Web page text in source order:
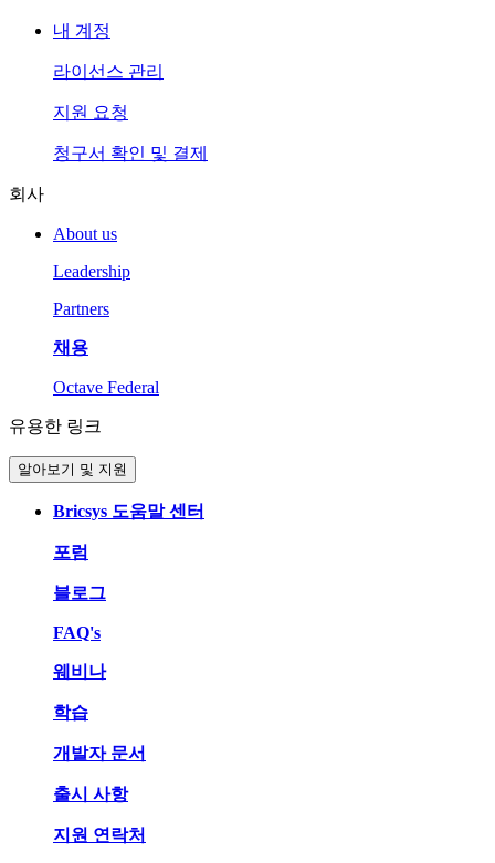
내 계정
라이선스 관리
지원 요청
청구서 확인 및 결제
회사
About us
Leadership
Partners
채용
Octave Federal
유용한 링크
알아보기 및 지원
Bricsys 도움말 센터
포럼
블로그
FAQ's
웨비나
학습
개발자 문서
출시 사항
지원 연락처